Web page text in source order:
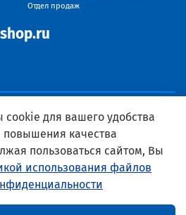
Отдел продаж
INNOLEVEL
для вашего удобства
повышения качества
пользоваться сайтом, Вы
использования файлов